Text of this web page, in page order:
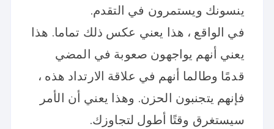
ينسونك ويستمرون في التقدم.
في الواقع ، هذا يعني عكس ذلك تماما. هذا
يعني أنهم يواجهون صعوبة في المضي
قدمًا وطالما أنهم في علاقة الارتداد هذه ،
فإنهم يتجنبون الحزن. وهذا يعني أن الأمر
سيستغرق وقتًا أطول لتجاوزك.